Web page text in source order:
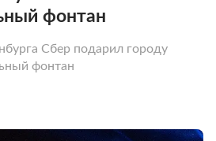
фонтан
Сбер подарил городу
фонтан